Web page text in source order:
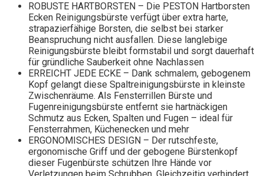
ROBUSTE HARTBORSTEN – Die PESTON Hartborsten
Ecken Reinigungsbürste verfügt über extra harte,
strapazierfähige Borsten, die selbst bei starker
Beanspruchung nicht ausfallen. Diese langlebige
Reinigungsbürste bleibt formstabil und sorgt dauerhaft
für gründliche Sauberkeit ohne Nachlassen
ERREICHT JEDE ECKE – Dank schmalem, gebogenem
Kopf gelangt diese Spaltreinigungsbürste in kleinste
Zwischenräume. Als Fensterrillen Bürste und
Fugenreinigungsbürste entfernt sie hartnäckigen
Schmutz aus Ecken, Spalten und Fugen – ideal für
Fensterrahmen, Küchenecken und mehr
ERGONOMISCHES DESIGN – Der rutschfeste,
ergonomische Griff und der gebogene Bürstenkopf
dieser Fugenbürste schützen Ihre Hände vor